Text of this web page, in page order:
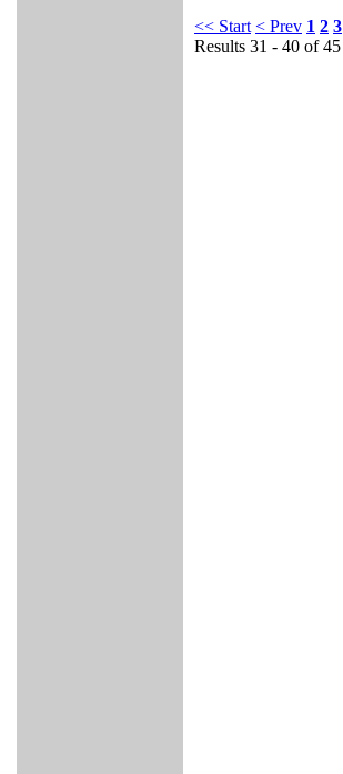
<< Start < Prev 1 2 3
Results 31 - 40 of 45